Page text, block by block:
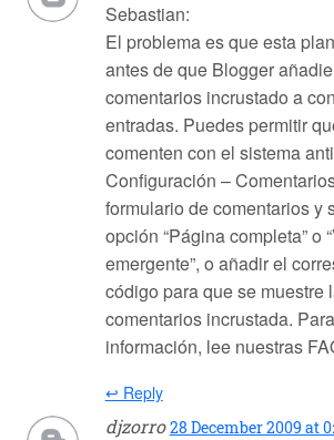
Sebastian:
El problema es que esta
antes de que Blogger
comentarios incrustado a
entradas. Puedes permitir
comenten con el sistema
Configuración –
formulario de comentarios y
opción “Página completa” o
emergente”, o añadir el
código para que se muestre
comentarios incrustada.
información, lee nuestras
↩ Reply
djzorro 28 December 2009 at